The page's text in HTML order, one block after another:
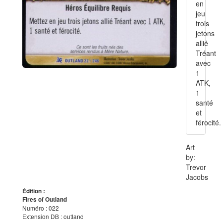
en
jeu
trois
jetons
allié
Tréant
avec
1
ATK,
1
santé
et
férocité.
Art
by:
Trevor
Jacobs
Édition :
Fires of Outland
Numéro : 022
Extension DB : outland